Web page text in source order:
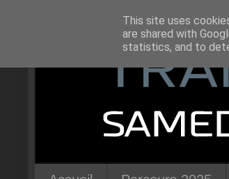
This site uses
are shared with
statistics, and to